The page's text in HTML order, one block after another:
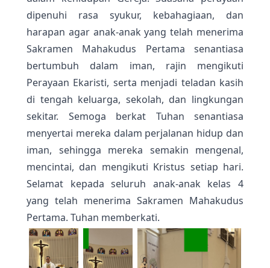
dipenuhi rasa syukur, kebahagiaan, dan
harapan agar anak-anak yang telah menerima
Sakramen Mahakudus Pertama senantiasa
bertumbuh dalam iman, rajin mengikuti
Perayaan Ekaristi, serta menjadi teladan kasih
di tengah keluarga, sekolah, dan lingkungan
sekitar. Semoga berkat Tuhan senantiasa
menyertai mereka dalam perjalanan hidup dan
iman, sehingga mereka semakin mengenal,
mencintai, dan mengikuti Kristus setiap hari.
Selamat kepada seluruh anak-anak kelas 4
yang telah menerima Sakramen Mahakudus
Pertama. Tuhan memberkati.